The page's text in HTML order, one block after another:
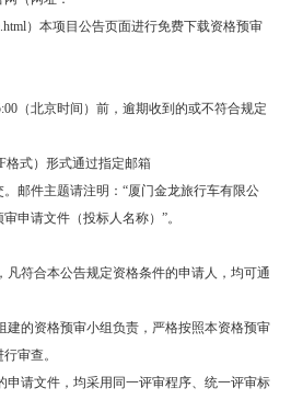
）本项目公告页面进行免费下载资格预审
（北京时间）前，逾期收到的或不符合规定
格式）形式通过指定邮箱
。邮件主题请注明：“厦门金龙旅行车有限公
申请文件（投标人名称）”。
凡符合本公告规定资格条件的申请人，均可通
建的资格预审小组负责，严格按照本资格预审
审查。
申请文件，均采用同一评审程序、统一评审标